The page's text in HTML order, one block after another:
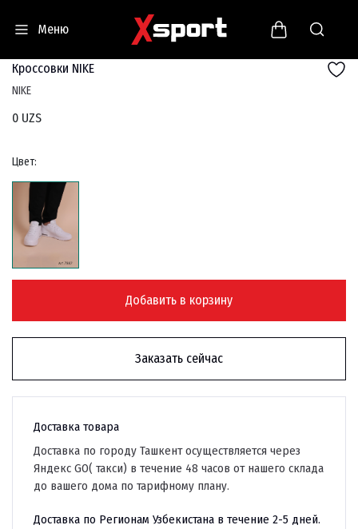
Меню
Кроссовки NIKE
NIKE
0 UZS
Цвет:
Добавить в корзину
Заказать сейчас
Доставка товара
Доставка по городу Ташкент осуществляется через
Яндекс GO( такси) в течение 48 часов от нашего склада
до вашего дома по тарифному плану.
Доставка по Регионам Узбекистана в течение 2-5 дней.